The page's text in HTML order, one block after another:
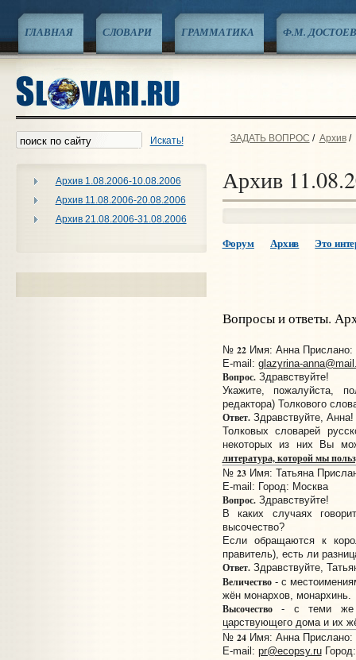
ГЛАВНАЯ СЛОВАРИ ГРАММАТИКА Ф.М.
Искать!
Архив 1.08.2006-10.08.2006
Архив 11.08.2006-20.08.2006
Архив 21.08.2006-31.08.2006
ЗАДАТЬ ВОПРОС / Архив/
Архив
Форум Архив Это
Вопросы и ответы.
№ 22Имя: Анна Прислано:
E-mail: glazyrina-
Вопрос.Здравствуйте!
Укажите, пожалуйста,
редактора) Толкового
Ответ.Здравствуйте, Анна!
Толковых словарей
некоторых из них Вы
литература, которой мы
№ 23Имя: Татьяна
E-mail: Город: Москва
Вопрос.Здравствуйте!
В каких случаях
высочество?
Если обращаются к
правитель), есть ли
Ответ.Здравствуйте,
Величество- с
жён монархов, монархинь.
Высочество- с теми же
царствующего дома и их
№ 24Имя: Анна Прислано:
E-mail: pr@ecopsy.ru